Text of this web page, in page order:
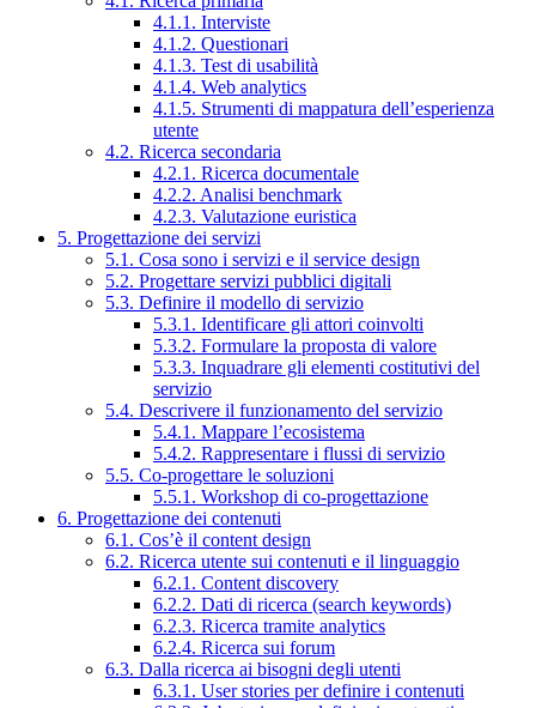
4.1.1. Interviste
4.1.2. Questionari
4.1.3. Test di usabilità
4.1.4. Web analytics
4.1.5. Strumenti di mappatura dell’esperienza
utente
4.2. Ricerca secondaria
4.2.1. Ricerca documentale
4.2.2. Analisi benchmark
4.2.3. Valutazione euristica
5. Progettazione dei servizi
5.1. Cosa sono i servizi e il service design
5.2. Progettare servizi pubblici digitali
5.3. Definire il modello di servizio
5.3.1. Identificare gli attori coinvolti
5.3.2. Formulare la proposta di valore
5.3.3. Inquadrare gli elementi costitutivi del
servizio
5.4. Descrivere il funzionamento del servizio
5.4.1. Mappare l’ecosistema
5.4.2. Rappresentare i flussi di servizio
5.5. Co-progettare le soluzioni
5.5.1. Workshop di co-progettazione
6. Progettazione dei contenuti
6.1. Cos’è il content design
6.2. Ricerca utente sui contenuti e il linguaggio
6.2.1. Content discovery
6.2.2. Dati di ricerca (search keywords)
6.2.3. Ricerca tramite analytics
6.2.4. Ricerca sui forum
6.3. Dalla ricerca ai bisogni degli utenti
6.3.1. User stories per definire i contenuti